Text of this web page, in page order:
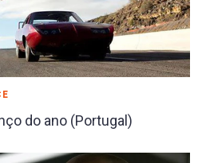
do ano (Portugal)